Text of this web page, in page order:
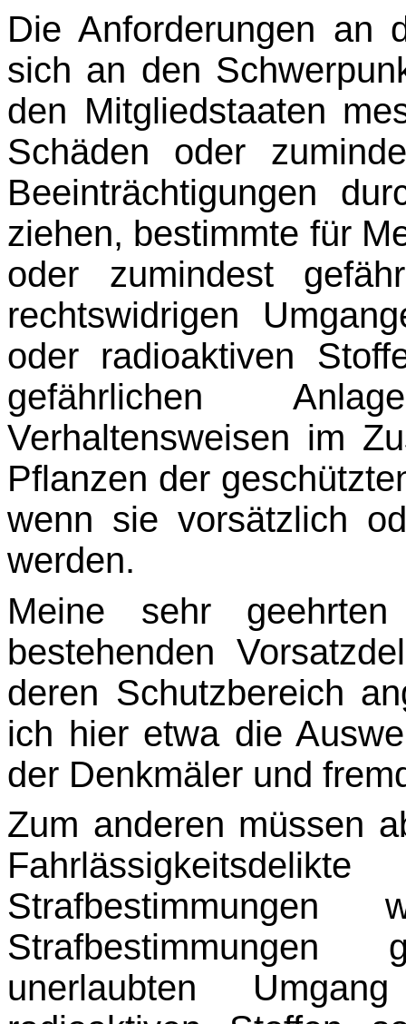
Die Anforderungen an
sich an den
den Mitgliedstaaten
Schäden oder
Beeinträchtigungen
ziehen, bestimmte für
oder zumindest
rechtswidrigen
oder radioaktiven
gefährlichen
Verhaltensweisen im
Pflanzen der
wenn sie vorsätzlich
werden.
Meine sehr
bestehenden
deren Schutzbereich
ich hier etwa die
der Denkmäler und
Zum anderen müssen
unerlaubten